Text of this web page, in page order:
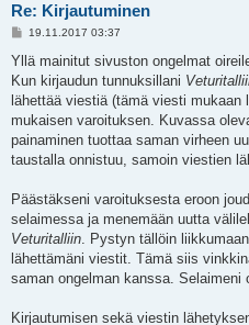
Re: Kirjautuminen
V
e
t
i
19.11.2017 03:37
Yllä mainitut sivuston ongelmat
Kun kirjaudun tunnuksillani
lähettää viestiä (tämä viesti mukaan
mukaisen varoituksen. Kuvassa
painaminen tuottaa saman virheen
taustalla onnistuu, samoin viestien
Päästäkseni varoituksesta eroon
selaimessa ja menemään uutta
Veturitalliin . Pystyn tällöin
lähettämäni viestit. Tämä siis
saman ongelman kanssa. Selaimeni
Kirjautumisen sekä viestin